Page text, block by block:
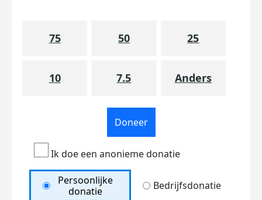
75 50 25
10 7.5 Anders
Doneer
Ik doe een anonieme donatie
Persoonlijke
donatie
Bedrijfsdonatie